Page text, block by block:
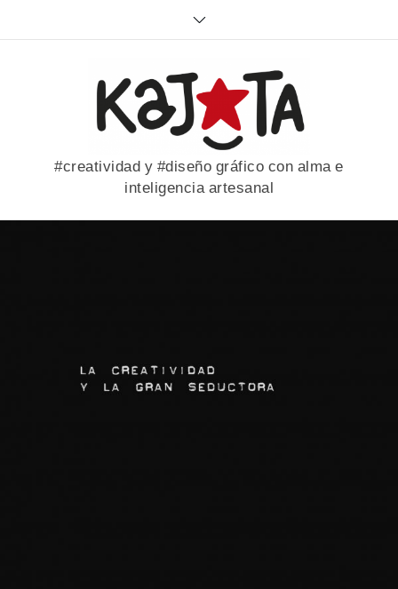
#creatividad y #diseño gráfico con alma e
inteligencia artesanal